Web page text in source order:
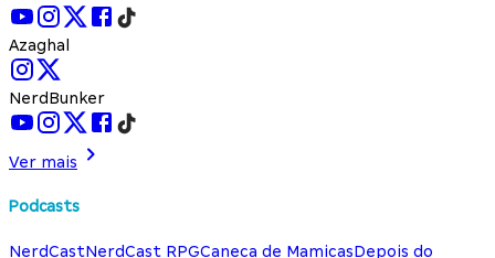
Azaghal
NerdBunker
Ver mais
Podcasts
NerdCastNerdCast RPGCaneca de MamicasDepois do